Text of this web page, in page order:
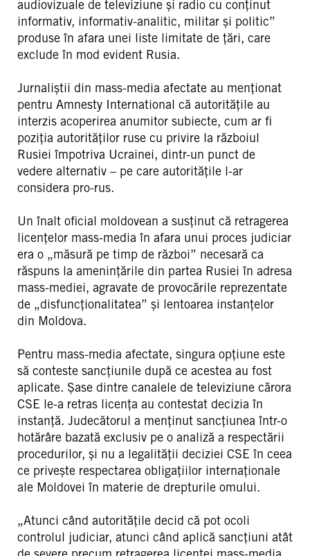
audiovizuale de televiziune și radio cu conținut
informativ, informativ-analitic, militar și politic”
produse în afara unei liste limitate de țări, care
exclude în mod evident Rusia.
Jurnaliștii din mass-media afectate au menționat
pentru Amnesty International că autoritățile au
interzis acoperirea anumitor subiecte, cum ar fi
poziția autorităților ruse cu privire la războiul
Rusiei împotriva Ucrainei, dintr-un punct de
vedere alternativ – pe care autoritățile l-ar
considera pro-rus.
Un înalt oficial moldovean a susținut că retragerea
licențelor mass-media în afara unui proces judiciar
era o „măsură pe timp de război” necesară ca
răspuns la amenințările din partea Rusiei în adresa
mass-mediei, agravate de provocările reprezentate
de „disfuncționalitatea” și lentoarea instanțelor
din Moldova.
Pentru mass-media afectate, singura opțiune este
să conteste sancțiunile după ce acestea au fost
aplicate. Șase dintre canalele de televiziune cărora
CSE le-a retras licența au contestat decizia în
instanță. Judecătorul a menținut sancțiunea într-o
hotărâre bazată exclusiv pe o analiză a respectării
procedurilor, și nu a legalității deciziei CSE în ceea
ce privește respectarea obligațiilor internaționale
ale Moldovei în materie de drepturile omului.
„Atunci când autoritățile decid că pot ocoli
controlul judiciar, atunci când aplică sancțiuni atât